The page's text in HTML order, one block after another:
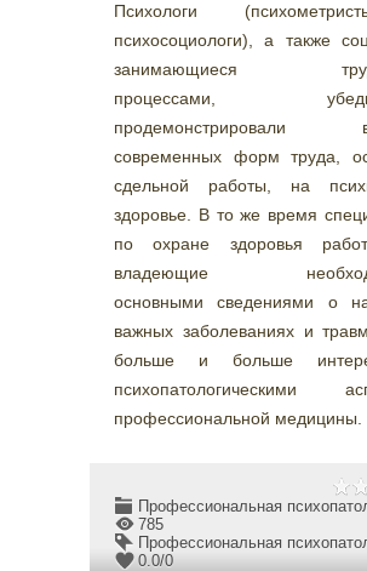
Психологи
психосоциологи), а также
занимающиеся
процессами,
продемонстрировали
современных форм труда,
сдельной работы, на
здоровье. В то же время
по охране здоровья
владеющие
основными сведениями о
важных заболеваниях и
больше и больше
психопатологическими
профессиональной медицины.
Профессиональная
785
Профессиональная
0.0/0